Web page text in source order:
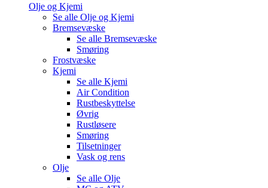
Olje og Kjemi
Se alle Olje og Kjemi
Bremsevæske
Se alle Bremsevæske
Smøring
Frostvæske
Kjemi
Se alle Kjemi
Air Condition
Rustbeskyttelse
Øvrig
Rustløsere
Smøring
Tilsetninger
Vask og rens
Olje
Se alle Olje